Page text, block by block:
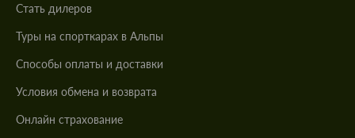
Стать дилеров
Туры на спорткарах в Альпы
Cпособы оплаты и доставки
Условия обмена и возврата
Онлайн страхование